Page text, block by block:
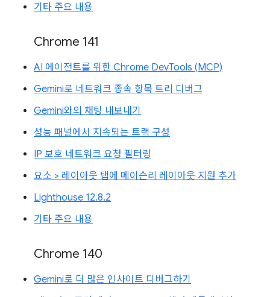
기타 주요 내용
Chrome 141
AI 에이전트를 위한 Chrome DevTools (MCP)
Gemini로 네트워크 종속 항목 트리 디버그
Gemini와의 채팅 내보내기
성능 패널에서 지속되는 트랙 구성
IP 보호 네트워크 요청 필터링
요소 > 레이아웃 탭에 메이슨리 레이아웃 지원 추가
Lighthouse 12.8.2
기타 주요 내용
Chrome 140
Gemini로 더 많은 인사이트 디버그하기